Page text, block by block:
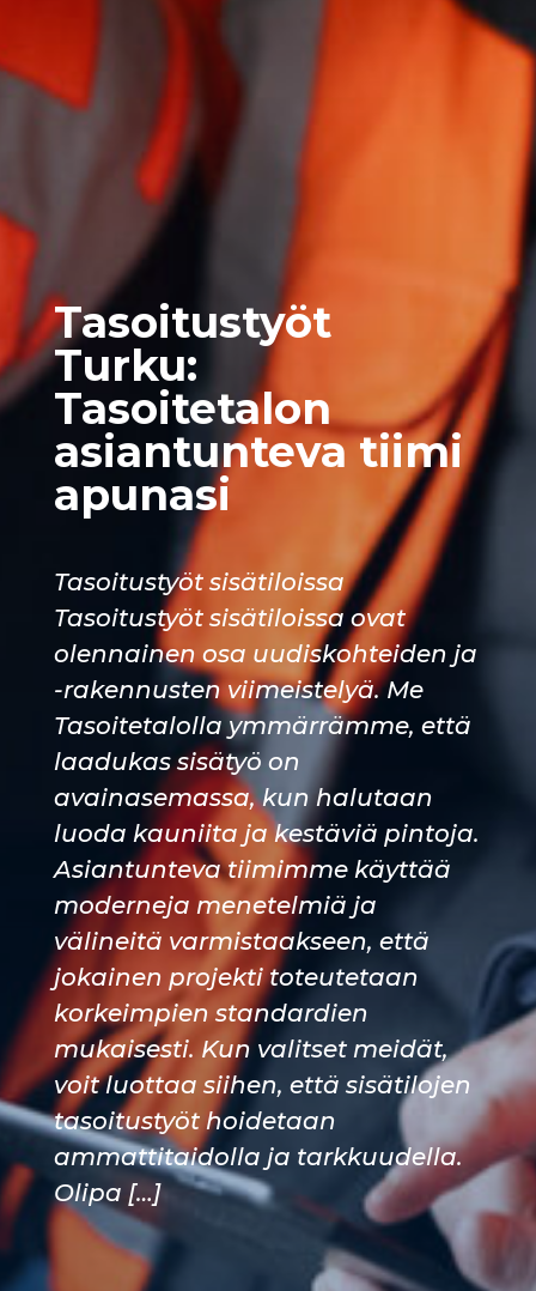
Tasoitustyöt
Turku:
Tasoitetalon
asiantunteva tiimi
apunasi
Tasoitustyöt sisätiloissa
Tasoitustyöt sisätiloissa ovat
olennainen osa uudiskohteiden ja
-rakennusten viimeistelyä. Me
Tasoitetalolla ymmärrämme, että
laadukas sisätyö on
avainasemassa, kun halutaan
luoda kauniita ja kestäviä pintoja.
Asiantunteva tiimimme käyttää
moderneja menetelmiä ja
välineitä varmistaakseen, että
jokainen projekti toteutetaan
korkeimpien standardien
mukaisesti. Kun valitset meidät,
voit luottaa siihen, että sisätilojen
tasoitustyöt hoidetaan
ammattitaidolla ja tarkkuudella.
Olipa […]